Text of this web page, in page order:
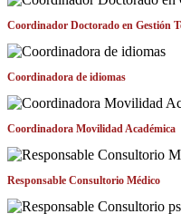
Coordinador Doctorado en Gestión
Coordinadora de idiomas
Coordinadora Movilidad Académica
Responsable Consultorio Médico